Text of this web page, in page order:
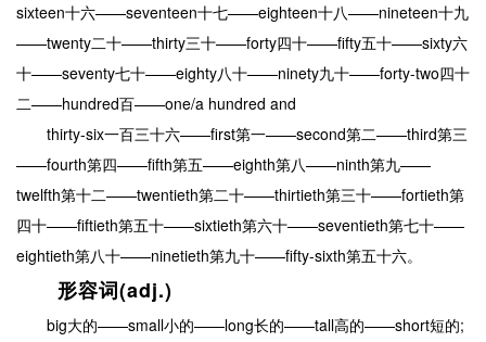
sixteen十六——seventeen十七——eighteen十八——nineteen十九
——twenty二十——thirty三十——forty四十——fifty五十——sixty六
十——seventy七十——eighty八十——ninety九十——forty-two四十
二——hundred百——one/a hundred and
thirty-six一百三十六——first第一——second第二——third第三
——fourth第四——fifth第五——eighth第八——ninth第九——
twelfth第十二——twentieth第二十——thirtieth第三十——fortieth第
四十——fiftieth第五十——sixtieth第六十——seventieth第七十——
eightieth第八十——ninetieth第九十——fifty-sixth第五十六。
形容词(adj.)
big大的——small小的——long长的——tall高的——short短的;